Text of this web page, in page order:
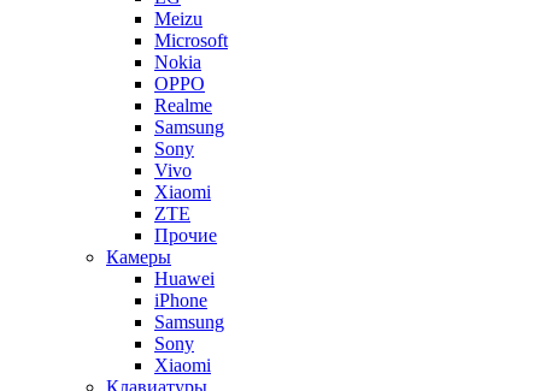
Meizu
Microsoft
Nokia
OPPO
Realme
Samsung
Sony
Vivo
Xiaomi
ZTE
Прочие
Камеры
Huawei
iPhone
Samsung
Sony
Xiaomi
Клавиатуры